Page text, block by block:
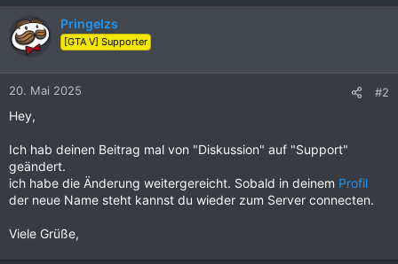
Pringelzs
[GTA V] Supporter
20. Mai 2025 #2
Hey,
Ich hab deinen Beitrag mal von "Diskussion" auf "Support"
geändert.
ich habe die Änderung weitergereicht. Sobald in deinem Profil
der neue Name steht kannst du wieder zum Server connecten.
Viele Grüße,